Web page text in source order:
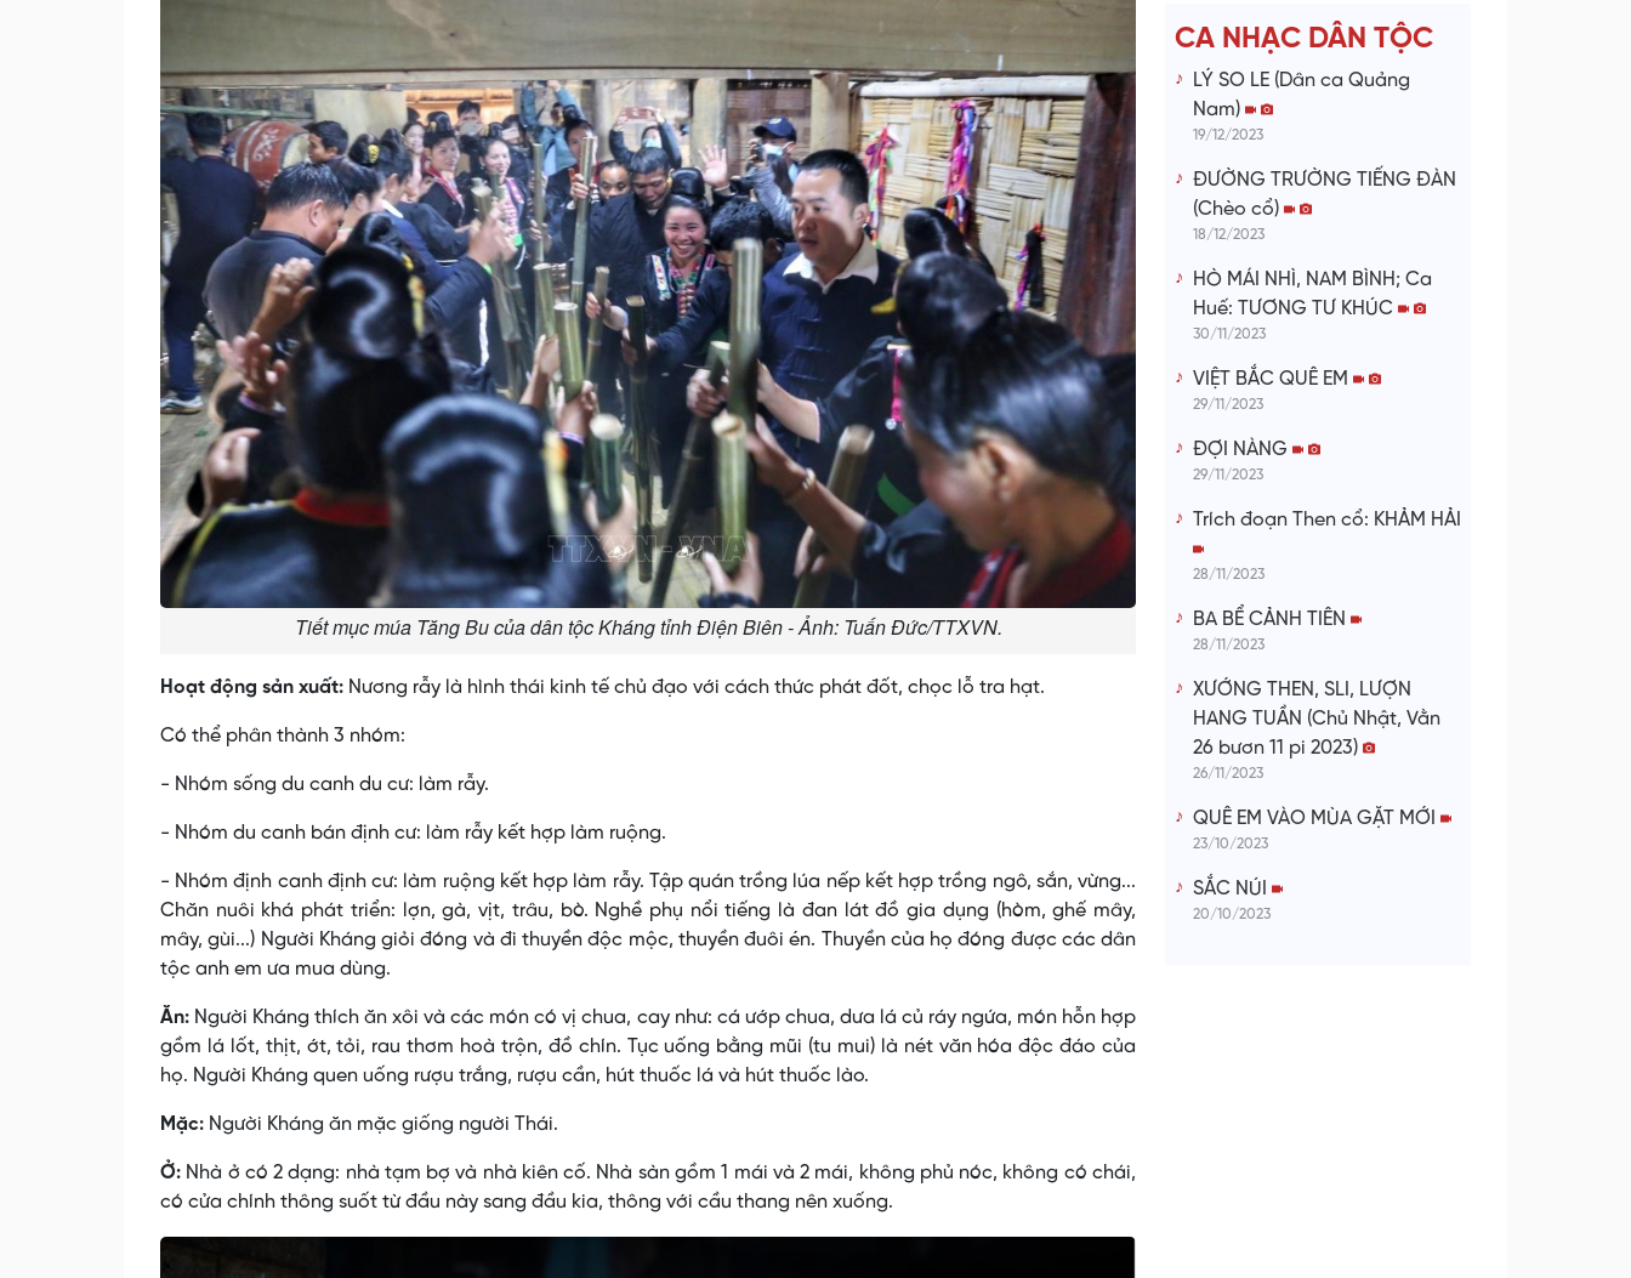
Tiết mục múa Tăng Bu của dân tộc Kháng tỉnh Điện Biên - Ảnh: Tuấn Đức/TTXVN.
Hoạt động sản xuất: Nương rẫy là hình thái kinh tế chủ đạo với cách thức phát đốt, chọc lỗ tra hạt.
Có thể phân thành 3 nhóm:
- Nhóm sống du canh du cư: làm rẫy.
- Nhóm du canh bán định cư: làm rẫy kết hợp làm ruộng.
- Nhóm định canh định cư: làm ruộng kết hợp làm rẫy. Tập quán trồng lúa nếp kết hợp trồng ngô, sắn, vừng...
Chăn nuôi khá phát triển: lợn, gà, vịt, trâu, bò. Nghề phụ nổi tiếng là đan lát đồ gia dụng (hòm, ghế mây,
mây, gùi...) Người Kháng giỏi đóng và đi thuyền độc mộc, thuyền đuôi én. Thuyền của họ đóng được các dân
tộc anh em ưa mua dùng.
Ăn: Người Kháng thích ăn xôi và các món có vị chua, cay như: cá ướp chua, dưa lá củ ráy ngứa, món hỗn hợp
gồm lá lốt, thịt, ớt, tỏi, rau thơm hoà trộn, đồ chín. Tục uống bằng mũi (tu mui) là nét văn hóa độc đáo của
họ. Người Kháng quen uống rượu trắng, rượu cần, hút thuốc lá và hút thuốc lào.
Mặc: Người Kháng ăn mặc giống người Thái.
Ở: Nhà ở có 2 dạng: nhà tạm bợ và nhà kiên cố. Nhà sàn gồm 1 mái và 2 mái, không phủ nóc, không có chái,
có cửa chính thông suốt từ đầu này sang đầu kia, thông với cầu thang nên xuống.
CA NHẠC DÂN TỘC
LÝ SO LE (Dân ca Quảng
Nam)
19/12/2023
ĐƯỜNG TRƯỜNG TIẾNG ĐÀN
(Chèo cổ)
18/12/2023
HÒ MÁI NHÌ, NAM BÌNH; Ca
Huế: TƯƠNG TƯ KHÚC
30/11/2023
VIỆT BẮC QUÊ EM
29/11/2023
ĐỢI NÀNG
29/11/2023
Trích đoạn Then cổ: KHẢM HẢI
28/11/2023
BA BỂ CẢNH TIÊN
28/11/2023
XƯỚNG THEN, SLI, LƯỢN
HANG TUẦN (Chủ Nhật, Vằn
26 bươn 11 pi 2023)
26/11/2023
QUÊ EM VÀO MÙA GẶT MỚI
23/10/2023
SẮC NÚI
20/10/2023